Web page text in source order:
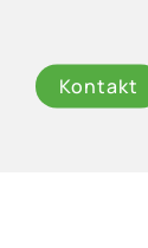
Kontakt